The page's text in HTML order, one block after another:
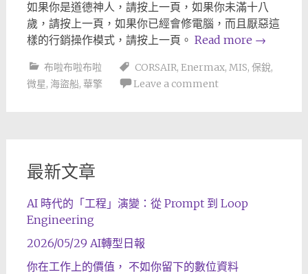
如果你是道德神人，請按上一頁，如果你未滿十八
歲，請按上一頁，如果你已經會修電腦，而且厭惡這
樣的行銷操作模式，請按上一頁。 Read more →
布啦布啦布啦 CORSAIR, Enermax, MIS, 保銳,
微星, 海盜船, 華擎 Leave a comment
最新文章
AI 時代的「工程」演變：從 Prompt 到 Loop
Engineering
2026/05/29 AI轉型日報
你在工作上的價值， 不如你留下的數位資料